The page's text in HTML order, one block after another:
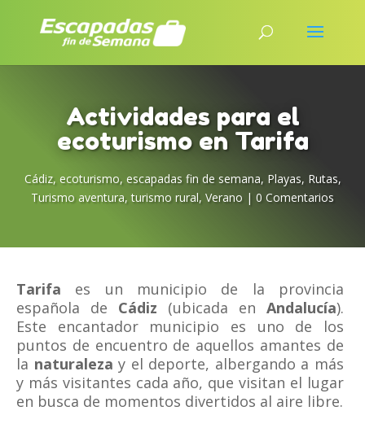
Actividades para el
ecoturismo en Tarifa
Cádiz, ecoturismo, escapadas fin de semana, Playas, Rutas,
Turismo aventura,turismo rural, Verano | 0 Comentarios
Tarifa es un municipio de la provincia
española de Cádiz (ubicada en Andalucía).
Este encantador municipio es uno de los
puntos de encuentro de aquellos amantes de
la naturalezay el deporte, albergando a más
y más visitantes cada año, que visitan el lugar
en busca de momentos divertidos al aire libre.